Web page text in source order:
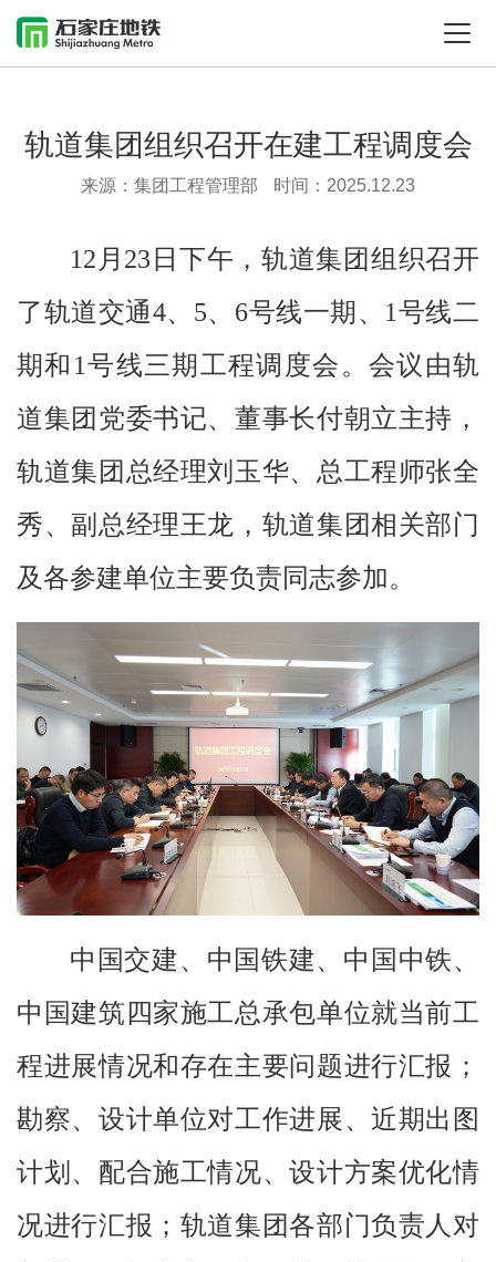
轨道集团组织召开在建工程调度会
来源：集团工程管理部 时间：2025.12.23
12月23日下午，轨道集团组织召开
了轨道交通4、5、6号线一期、1号线二
期和1号线三期工程调度会。会议由轨
道集团党委书记、董事长付朝立主持，
轨道集团总经理刘玉华、总工程师张全
秀、副总经理王龙，轨道集团相关部门
及各参建单位主要负责同志参加。
中国交建、中国铁建、中国中铁、
中国建筑四家施工总承包单位就当前工
程进展情况和存在主要问题进行汇报；
勘察、设计单位对工作进展、近期出图
计划、配合施工情况、设计方案优化情
况进行汇报；轨道集团各部门负责人对